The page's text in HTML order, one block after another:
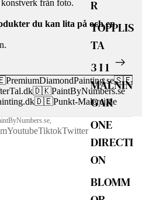
R
TOPPLIS
TA
3 I 1
MÅLNIN
GAR
ONE
DIRECTI
ON
BLOMM
från foto.
du kan lita på och en
PremiumDiamondPainting.se🇸🇪
🇩🇰PaintByNumbers.se
🇩🇪Punkt-Malerei.de
,
YoutubeTiktokTwitter